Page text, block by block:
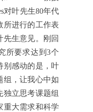
对叶先生80年代
所进行的工作表
先生意见。刚回
所要求达到3个
别感动的是，叶
组，让我心中如
独立思考课题组
重大需求和科学